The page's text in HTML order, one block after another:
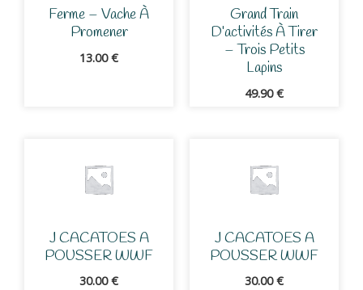
Ferme – Vache À
Promener
13.00€
Grand Train
D’activités À Tirer
– Trois Petits
Lapins
49.90€
J CACATOES A
POUSSER WWF
30.00€
J CACATOES A
POUSSER WWF
30.00€